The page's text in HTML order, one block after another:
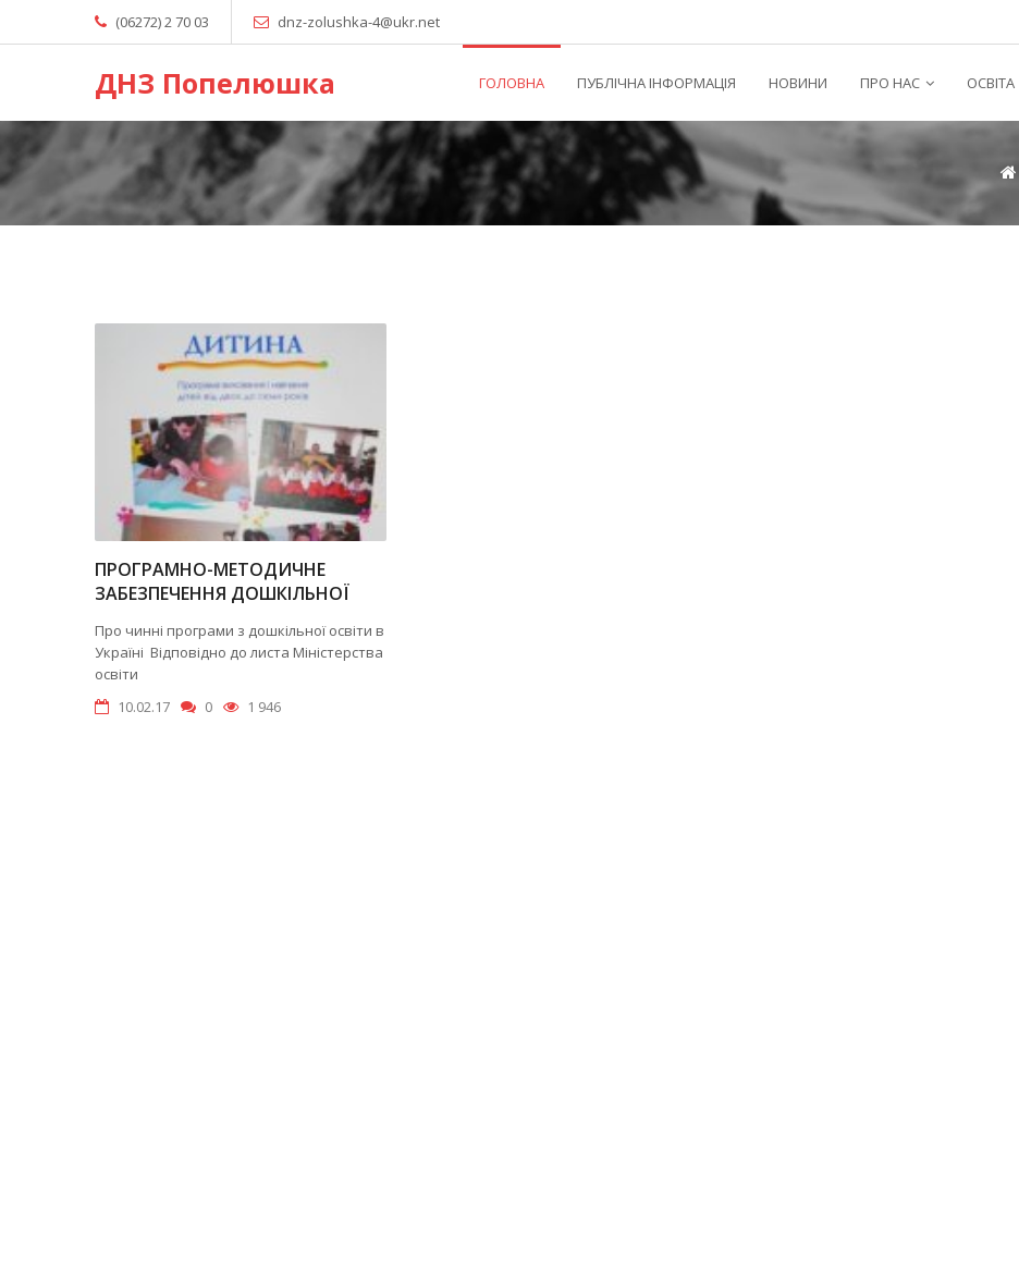
(06272) 2 70 03 dnz-zolushka-4@ukr.net
ДНЗ Попелюшка ГОЛОВНА ПУБЛІЧНА ІНФОРМАЦІЯ НОВИНИ ПРО НАС ОСВІТА
ПРОГРАМНО-МЕТОДИЧНЕ
ЗАБЕЗПЕЧЕННЯ ДОШКІЛЬНОЇ
Про чинні програми з дошкільної освіти в
Україні Відповідно до листа Міністерства
освіти
10.02.17
0 1 946